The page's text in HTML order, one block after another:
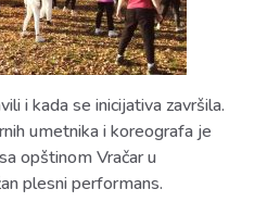
i kada se inicijativa završila.
umetnika i koreografa je
opštinom Vračar u
plesni performans.